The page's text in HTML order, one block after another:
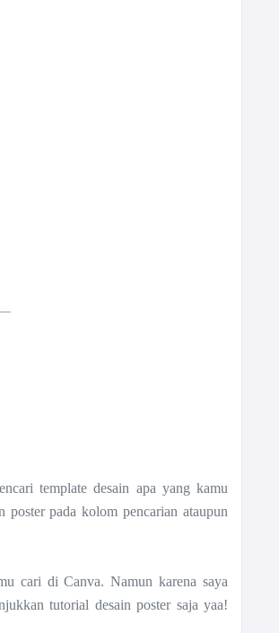
template desain apa yang kamu
poster pada kolom pencarian ataupun
cari di Canva. Namun karena saya
tutorial desain poster saja yaa!